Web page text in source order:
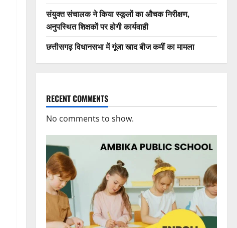
संयुक्त संचालक ने किया स्कूलों का औचक निरीक्षण,
अनुपस्थित शिक्षकों पर होगी कार्यवाही
छत्तीसगढ़ विधानसभा में गूंजा खाद बीज कमीं का मामला
RECENT COMMENTS
No comments to show.